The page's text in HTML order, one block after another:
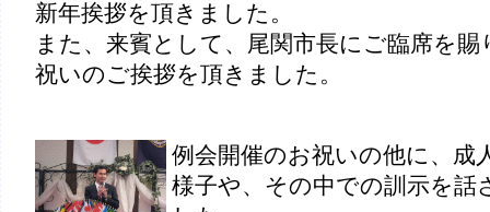
新年挨拶を頂きました。
また、来賓として、尾関市長にご臨席を賜
祝いのご挨拶を頂きました。
例会開催のお祝いの他に、成
様子や、その中での訓示を話